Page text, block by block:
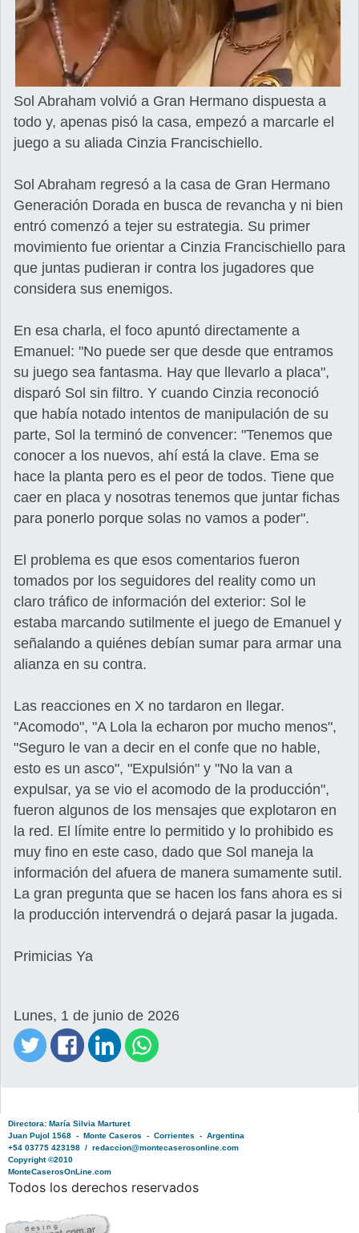
Sol Abraham volvió a Gran Hermano dispuesta a
todo y, apenas pisó la casa, empezó a marcarle el
juego a su aliada Cinzia Francischiello.
Sol Abraham regresó a la casa de Gran Hermano
Generación Dorada en busca de revancha y ni bien
entró comenzó a tejer su estrategia. Su primer
movimiento fue orientar a Cinzia Francischiello para
que juntas pudieran ir contra los jugadores que
considera sus enemigos.
En esa charla, el foco apuntó directamente a
Emanuel: "No puede ser que desde que entramos
su juego sea fantasma. Hay que llevarlo a placa",
disparó Sol sin filtro. Y cuando Cinzia reconoció
que había notado intentos de manipulación de su
parte, Sol la terminó de convencer: "Tenemos que
conocer a los nuevos, ahí está la clave. Ema se
hace la planta pero es el peor de todos. Tiene que
caer en placa y nosotras tenemos que juntar fichas
para ponerlo porque solas no vamos a poder".
El problema es que esos comentarios fueron
tomados por los seguidores del reality como un
claro tráfico de información del exterior: Sol le
estaba marcando sutilmente el juego de Emanuel y
señalando a quiénes debían sumar para armar una
alianza en su contra.
Las reacciones en X no tardaron en llegar.
"Acomodo", "A Lola la echaron por mucho menos",
"Seguro le van a decir en el confe que no hable,
esto es un asco", "Expulsión" y "No la van a
expulsar, ya se vio el acomodo de la producción",
fueron algunos de los mensajes que explotaron en
la red. El límite entre lo permitido y lo prohibido es
muy fino en este caso, dado que Sol maneja la
información del afuera de manera sumamente sutil.
La gran pregunta que se hacen los fans ahora es si
la producción intervendrá o dejará pasar la jugada.
Primicias Ya
Lunes, 1 de junio de 2026
Directora: María Silvia Marturet
Juan Pujol 1568 - Monte Caseros - Corrientes - Argentina
+54 03775 423198 / redaccion@montecaserosonline.com
Copyright ©2010
MonteCaserosOnLine.com
Todos los derechos reservados